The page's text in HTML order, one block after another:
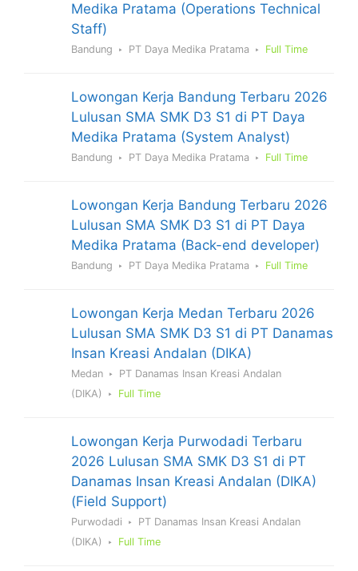
Medika Pratama (Operations Technical
Staff)
Bandung PT Daya Medika Pratama Full Time
Lowongan Kerja Bandung Terbaru 2026
Lulusan SMA SMK D3 S1 di PT Daya
Medika Pratama (System Analyst)
Bandung PT Daya Medika Pratama Full Time
Lowongan Kerja Bandung Terbaru 2026
Lulusan SMA SMK D3 S1 di PT Daya
Medika Pratama (Back-end developer)
Bandung PT Daya Medika Pratama Full Time
Lowongan Kerja Medan Terbaru 2026
Lulusan SMA SMK D3 S1 di PT Danamas
Insan Kreasi Andalan (DIKA)
Medan
PT Danamas Insan Kreasi Andalan
(DIKA)
Full Time
Lowongan Kerja Purwodadi Terbaru
2026 Lulusan SMA SMK D3 S1 di PT
Danamas Insan Kreasi Andalan (DIKA)
(Field Support)
Purwodadi
PT Danamas Insan Kreasi Andalan
(DIKA)
Full Time